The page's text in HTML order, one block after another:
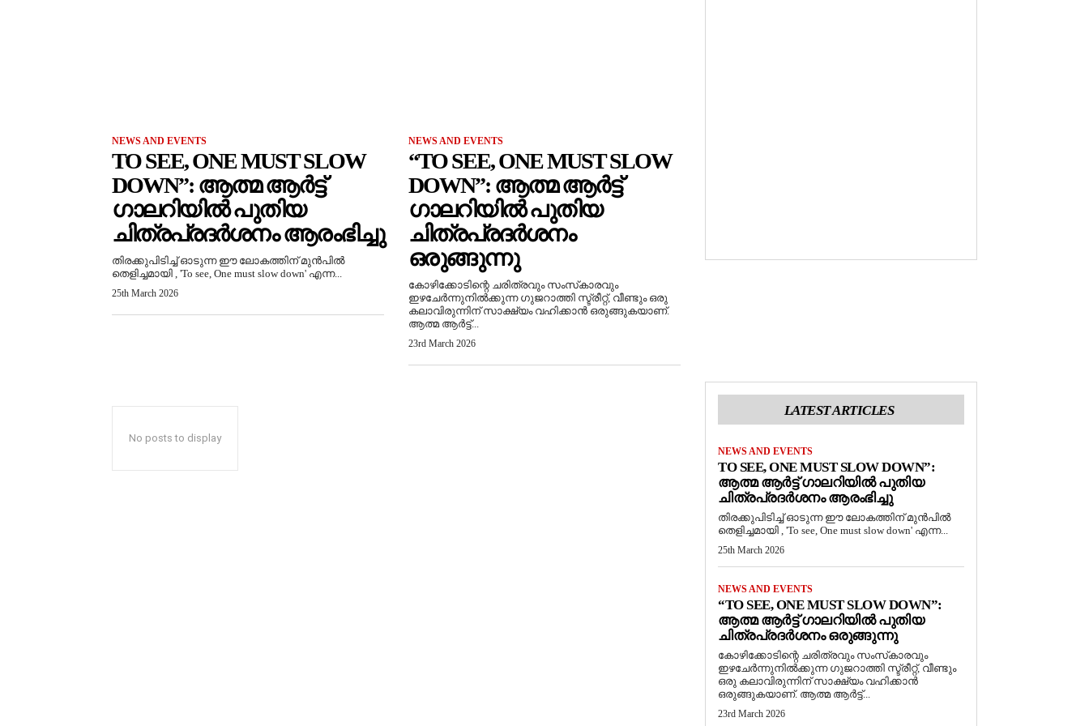
NEWS AND EVENTS
TO SEE, ONE MUST SLOW
DOWN”: ആത്മ ആർട്ട്
ഗാലറിയിൽ പുതിയ
ചിത്രപ്രദർശനം ആരംഭിച്ചു
തിരക്കുപിടിച്ച് ഓടുന്ന ഈ ലോകത്തിന് മുൻപിൽ
തെളിച്ചമായി , 'To see, One must slow down' എന്ന...
25th March 2026
NEWS AND EVENTS
“TO SEE, ONE MUST SLOW
DOWN”: ആത്മ ആർട്ട്
ഗാലറിയിൽ പുതിയ
ചിത്രപ്രദർശനം
ഒരുങ്ങുന്നു
കോഴിക്കോടിന്റെ ചരിത്രവും സംസ്‌കാരവും
ഇഴചേർന്നുനിൽക്കുന്ന ഗുജറാത്തി സ്ട്രീറ്റ്, വീണ്ടും ഒരു
കലാവിരുന്നിന് സാക്ഷ്യം വഹിക്കാൻ ഒരുങ്ങുകയാണ്.
ആത്മ ആർട്ട്...
23rd March 2026
No posts to display
LATEST ARTICLES
NEWS AND EVENTS
TO SEE, ONE MUST SLOW DOWN”:
ആത്മ ആർട്ട് ഗാലറിയിൽ പുതിയ
ചിത്രപ്രദർശനം ആരംഭിച്ചു
തിരക്കുപിടിച്ച് ഓടുന്ന ഈ ലോകത്തിന് മുൻപിൽ
തെളിച്ചമായി , 'To see, One must slow down' എന്ന...
25th March 2026
NEWS AND EVENTS
“TO SEE, ONE MUST SLOW DOWN”:
ആത്മ ആർട്ട് ഗാലറിയിൽ പുതിയ
ചിത്രപ്രദർശനം ഒരുങ്ങുന്നു
കോഴിക്കോടിന്റെ ചരിത്രവും സംസ്‌കാരവും
ഇഴചേർന്നുനിൽക്കുന്ന ഗുജറാത്തി സ്ട്രീറ്റ്, വീണ്ടും
ഒരു കലാവിരുന്നിന് സാക്ഷ്യം വഹിക്കാൻ
ഒരുങ്ങുകയാണ്. ആത്മ ആർട്ട്...
23rd March 2026